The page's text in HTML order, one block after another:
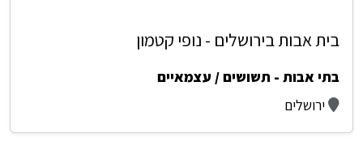
בית אבות בירושלים - נופי קטמון
בתי אבות - תשושים / עצמאיים
ירושלים